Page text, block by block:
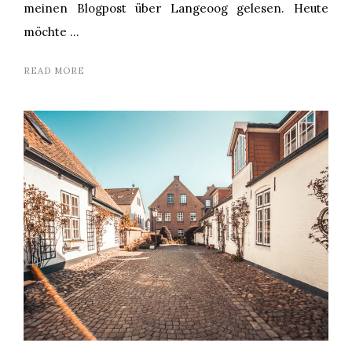
meinen Blogpost über Langeoog gelesen. Heute
möchte …
READ MORE